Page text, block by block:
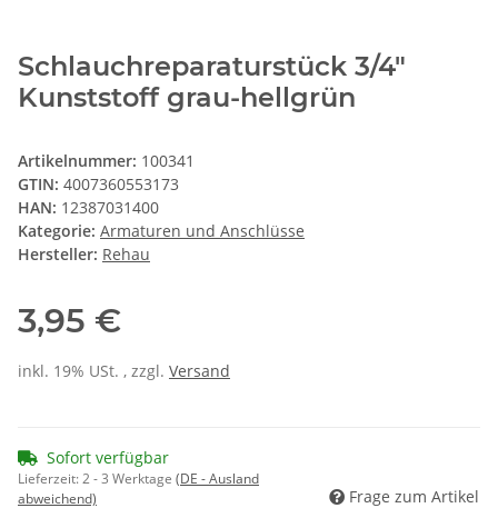
Schlauchreparaturstück 3/4"
Kunststoff grau-hellgrün
Artikelnummer: 100341
GTIN: 4007360553173
HAN: 12387031400
Kategorie: Armaturen und Anschlüsse
Hersteller: Rehau
3,95 €
inkl. 19% USt. , zzgl. Versand
Sofort verfügbar
Lieferzeit:2 - 3 Werktage (DE - Ausland
abweichend)
Frage zum Artikel